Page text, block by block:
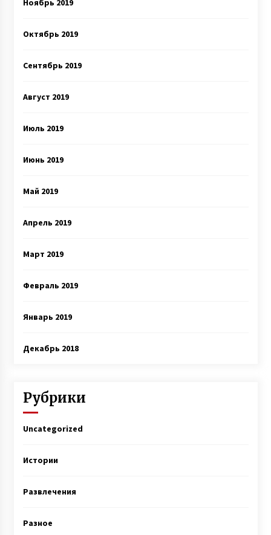
Ноябрь 2019
Октябрь 2019
Сентябрь 2019
Август 2019
Июль 2019
Июнь 2019
Май 2019
Апрель 2019
Март 2019
Февраль 2019
Январь 2019
Декабрь 2018
Рубрики
Uncategorized
Истории
Развлечения
Разное